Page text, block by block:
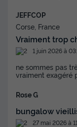
JEFFCOP
Corse, France
Vraiment trop
1 juin 2026 à
ne sommes pas
vraiment exagéré
Rose G
bungalow
27 mai 2026 à